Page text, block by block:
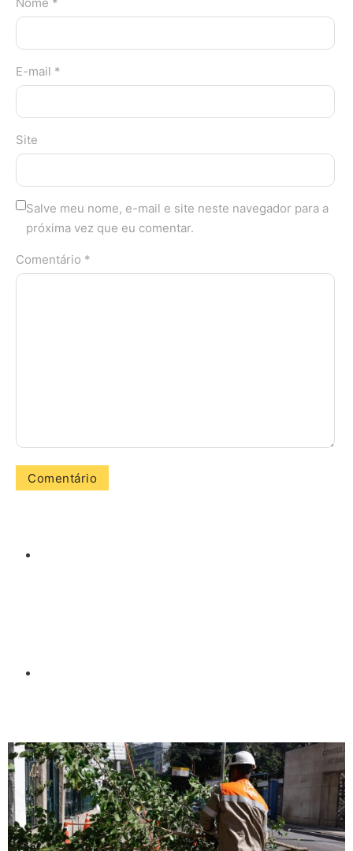
E-mail *
Site
Salve meu nome, e-mail e site neste navegador para a
próxima vez que eu comentar.
Comentário *